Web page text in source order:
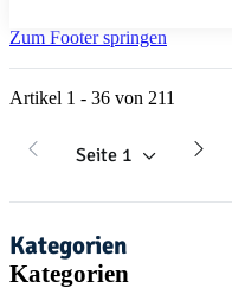
Zum Footer springen
Artikel 1 - 36 von 211
Seite 1
Kategorien
Kategorien